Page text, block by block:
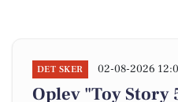
DET SKER 02-08-2026
Oplev "Toy Story